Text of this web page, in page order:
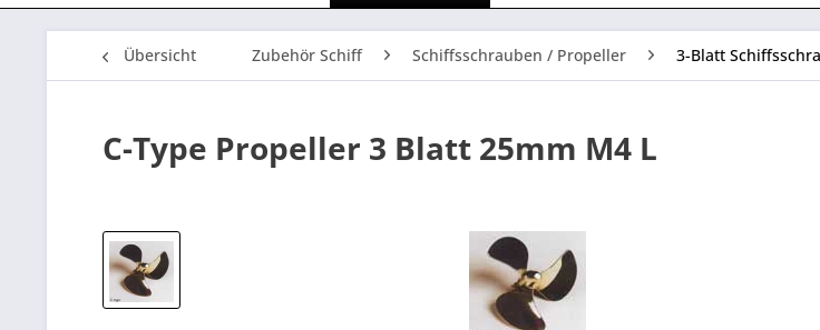
Übersicht Zubehör Schiff Schiffsschrauben / Propeller 3-Blatt
C-Type Propeller 3 Blatt 25mm M4 L